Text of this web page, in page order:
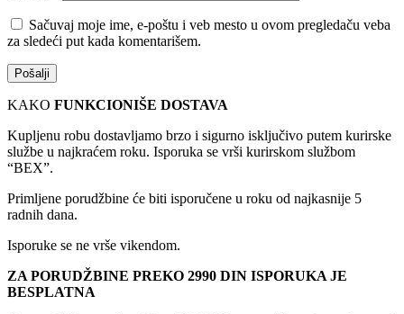
Sačuvaj moje ime, e-poštu i veb mesto u ovom pregledaču veba
za sledeći put kada komentarišem.
KAKO FUNKCIONIŠE DOSTAVA
Kupljenu robu dostavljamo brzo i sigurno isključivo putem kurirske
službe u najkraćem roku. Isporuka se vrši kurirskom službom
“BEX”.
Primljene porudžbine će biti isporučene u roku od najkasnije 5
radnih dana.
Isporuke se ne vrše vikendom.
ZA PORUDŽBINE PREKO 2990 DIN ISPORUKA JE
BESPLATNA